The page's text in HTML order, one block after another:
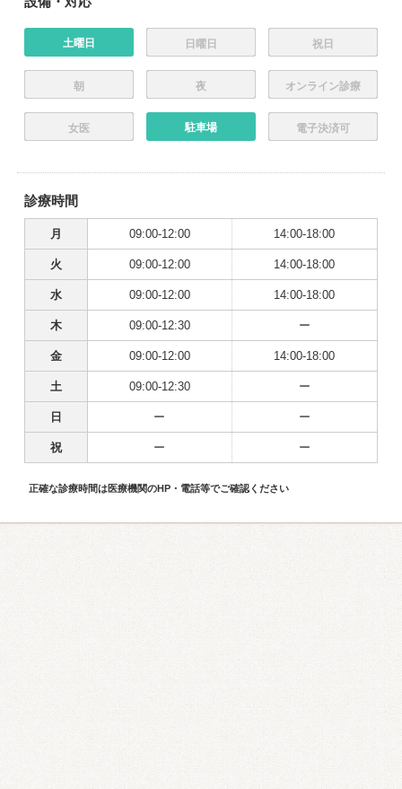
土曜日 日曜日 祝日
朝 夜 オンライン診療
女医 駐車場 電子決済可
診療時間
月 09:00-12:00 14:00-18:00
火 09:00-12:00 14:00-18:00
水 09:00-12:00 14:00-18:00
木 09:00-12:30 ー
金 09:00-12:00 14:00-18:00
土 09:00-12:30 ー
日 ー ー
祝 ー ー
正確な診療時間は医療機関のHP・電話等でご確認ください